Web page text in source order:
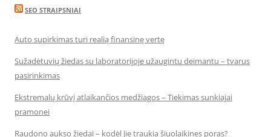
SEO STRAIPSNIAI
Auto supirkimas turi realią finansinę vertę
Sužadėtuvių žiedas su laboratorijoje užaugintu deimantu – tvarus
pasirinkimas
Ekstremalų krūvį atlaikančios medžiagos – Tiekimas sunkiajai
pramonei
Raudono aukso žiedai – kodėl jie traukia šiuolaikines poras?